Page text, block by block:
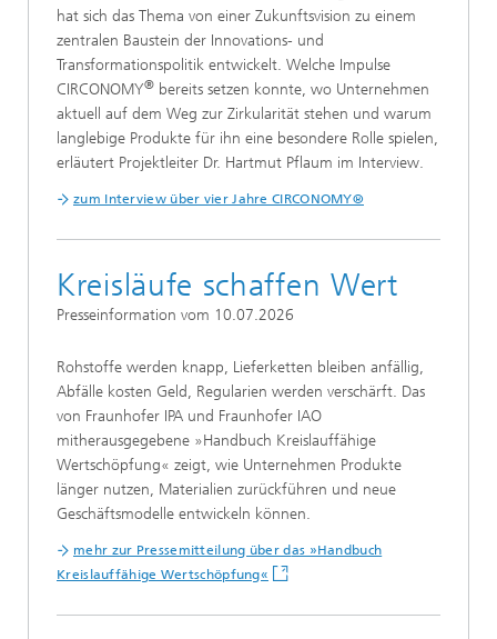
hat sich das Thema von einer Zukunftsvision zu einem
zentralen Baustein der Innovations- und
Transformationspolitik entwickelt. Welche Impulse
CIRCONOMY® bereits setzen konnte, wo Unternehmen
aktuell auf dem Weg zur Zirkularität stehen und warum
langlebige Produkte für ihn eine besondere Rolle spielen,
erläutert Projektleiter Dr. Hartmut Pflaum im Interview.
zum Interview über vier Jahre CIRCONOMY®
Kreisläufe schaffen Wert
Presseinformation vom 10.07.2026
Rohstoffe werden knapp, Lieferketten bleiben anfällig,
Abfälle kosten Geld, Regularien werden verschärft. Das
von Fraunhofer IPA und Fraunhofer IAO
mitherausgegebene »Handbuch Kreislauffähige
Wertschöpfung« zeigt, wie Unternehmen Produkte
länger nutzen, Materialien zurückführen und neue
Geschäftsmodelle entwickeln können.
mehr zur Pressemitteilung über das »Handbuch
Kreislauffähige Wertschöpfung«